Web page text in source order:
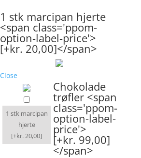
1 stk marcipan hjerte
<span class='ppom-
option-label-price'>
[+kr. 20,00]</span>
Close
1 stk marcipan
hjerte
[+kr. 20,00]
Chokolade
trøfler <span
class='ppom-
option-label-
price'>
[+kr. 99,00]
</span>